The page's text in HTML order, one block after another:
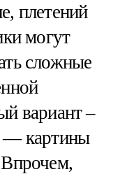
плетений
могут
сложные
вариант –
— картины